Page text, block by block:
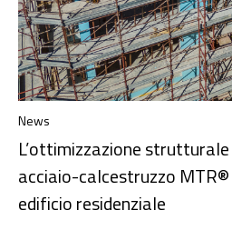
News
L’ottimizzazione
acciaio-calcestruzzo MTR®
edificio residenziale